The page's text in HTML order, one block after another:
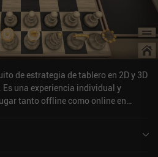
de estrategia de tablero en 2D y 3D
una experiencia individual y
tanto offline como online en